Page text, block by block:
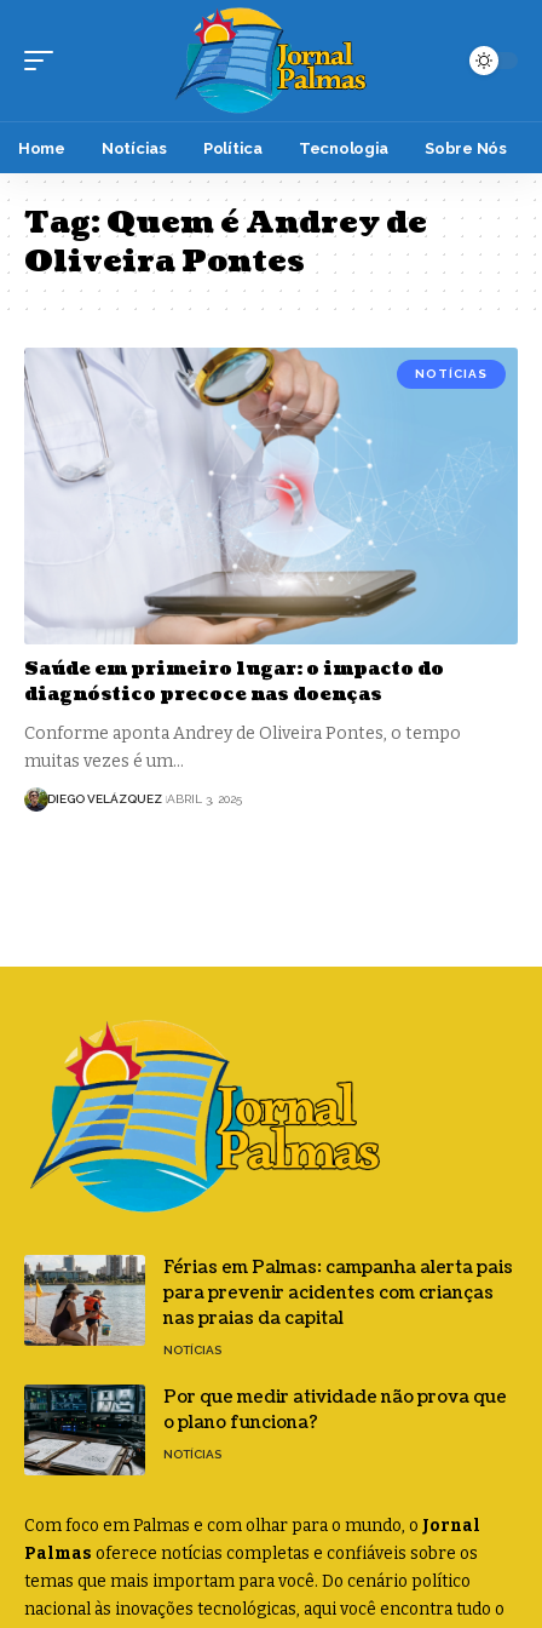
Home Notícias Política Tecnologia Sobre Nós
Tag:Quem é Andrey de
Oliveira Pontes
NOTÍCIAS
Saúde em primeiro lugar: o impacto do
diagnóstico precoce nas doenças
Conforme aponta Andrey de Oliveira Pontes, o tempo
muitas vezes é um…
DIEGO VELÁZQUEZ ABRIL 3, 2025
Férias em Palmas: campanha alerta pais
para prevenir acidentes com crianças
nas praias da capital
NOTÍCIAS
Por que medir atividade não prova que
o plano funciona?
NOTÍCIAS
Com foco em Palmas e com olhar para o mundo, o Jornal
Palmas oferece notícias completas e confiáveis sobre os
temas que mais importam para você. Do cenário político
nacional às inovações tecnológicas, aqui você encontra tudo o